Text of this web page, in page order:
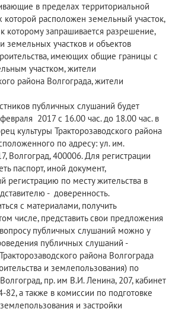
в пределах территориальной
которой расположен земельный участок,
которому запрашивается разрешение,
земельных участков и объектов
имеющих общие границы с
участком, жители
района Волгограда, жители
публичных слушаний будет
2017 с 16.00 час. до 18.00 час. в
культуры Тракторозаводского района
по адресу: ул. им.
Волгоград, 400006. Для регистрации
паспорт, иной документ,
регистрацию по месту жительства в
- доверенность.
с материалами, получить
числе, представить свои предложения
публичных слушаний можно у
публичных слушаний -
района Волгограда
и землепользования) по
пр. им В.И. Ленина, 207, кабинет
82, а также в комиссии по подготовке
и застройки